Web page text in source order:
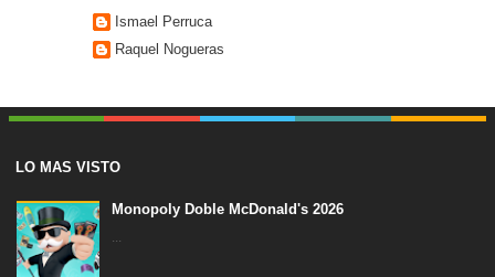
Ismael Perruca
Raquel Nogueras
LO MAS VISTO
Monopoly Doble McDonald's 2026
...